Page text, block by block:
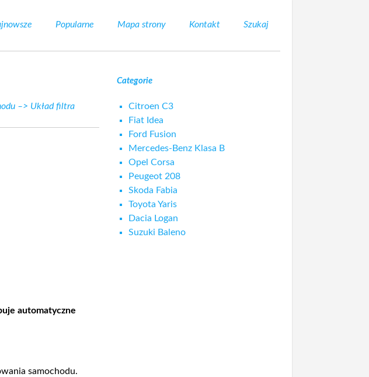
Popularne Mapa strony Kontakt Szukaj
–> Układ filtra
automatyczne
samochodu.
Categorie
Citroen C3
Fiat Idea
Ford Fusion
Mercedes-Benz Klasa B
Opel Corsa
Peugeot 208
Skoda Fabia
Toyota Yaris
Dacia Logan
Suzuki Baleno